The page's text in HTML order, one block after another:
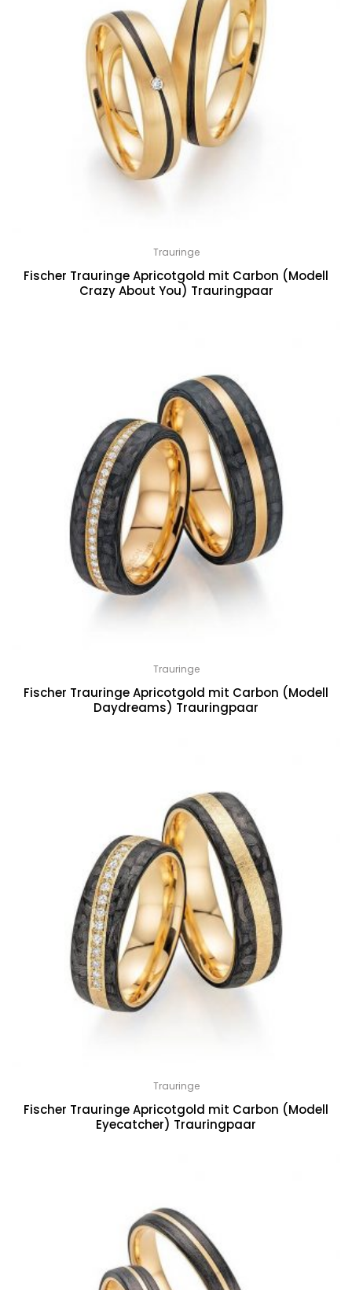
Trauringe
Fischer Trauringe Apricotgold mit Carbon (Modell
Crazy About You) Trauringpaar
Trauringe
Fischer Trauringe Apricotgold mit Carbon (Modell
Daydreams) Trauringpaar
Trauringe
Fischer Trauringe Apricotgold mit Carbon (Modell
Eyecatcher) Trauringpaar